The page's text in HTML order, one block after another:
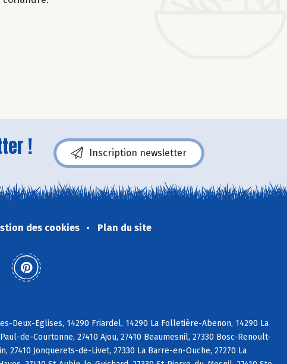
! Inscription newsletter
des cookies Plan du site
Deux-Eglises, 14290 Friardel, 14290 La Folletière-Abenon, 14290 La
de-Courtonne, 27410 Ajou, 27410 Beaumesnil, 27330 Bosc-Renoult-
27410 Jonquerets-de-Livet, 27330 La Barre-en-Ouche, 27270 La